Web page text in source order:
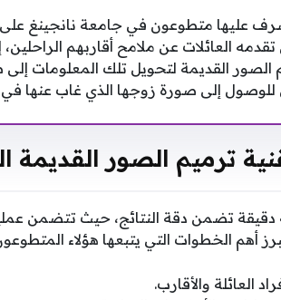
عليها متطوعون في جامعة نانجينغ على
العائلات عن ملامح أقاربهم
الصور القديمة لتحويل تلك المعلومات
للوصول إلى صورة زوجها الذي غاب عنها في
ترميم الصور القديمة
تضمن دقة النتائج، حيث تتضمن
أهم الخطوات التي يتبعها هؤلاء
العائلة والأقارب.